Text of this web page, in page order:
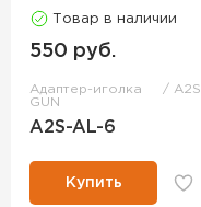
Товар в наличии
550 руб.
Адаптер-иголка
A2S
GUN
A2S-AL-6
Купить